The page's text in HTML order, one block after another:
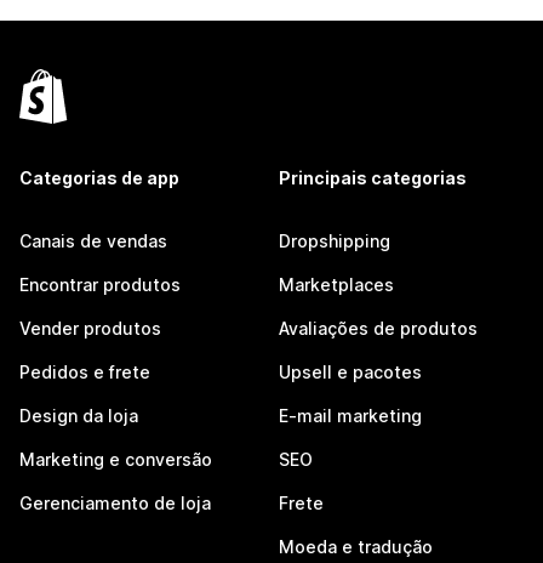
Categorias de app
Canais de vendas
Encontrar produtos
Vender produtos
Pedidos e frete
Design da loja
Marketing e conversão
Gerenciamento de loja
Principais categorias
Dropshipping
Marketplaces
Avaliações de produtos
Upsell e pacotes
E-mail marketing
SEO
Frete
Moeda e tradução